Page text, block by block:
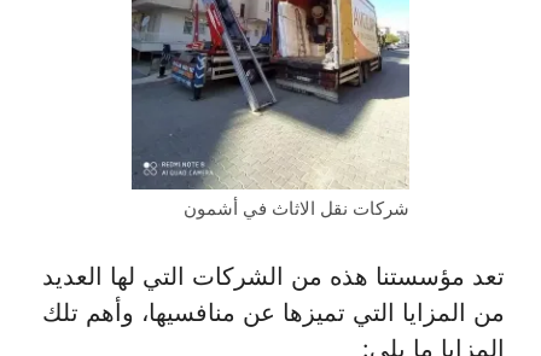
شركات نقل الاثاث في أشمون
تعد مؤسستنا هذه من الشركات التي لها العديد
من المزايا التي تميزها عن منافسيها، وأهم تلك
المزايا ما يلي: